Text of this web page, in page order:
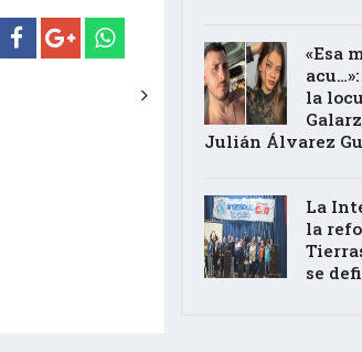
«Esa
la
Julián Álvarez
La
la
se